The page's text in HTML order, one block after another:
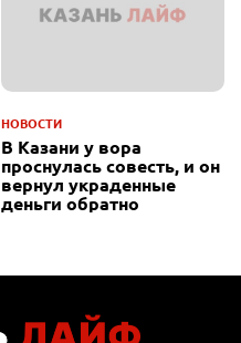
НОВОСТИ
В Казани у вора
проснулась совесть, и он
вернул украденные
деньги обратно